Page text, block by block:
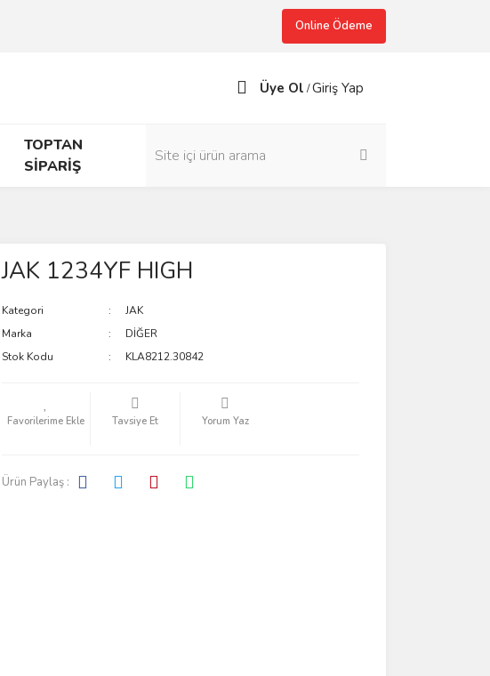
Online Ödeme
Üye Ol /Giriş Yap
TOPTAN
SİPARİŞ
JAK 1234YF HIGH
Kategori
JAK
Marka
DİĞER
Stok Kodu
KLA8212.30842
Tavsiye Et Yorum Yaz
Ürün Paylaş :